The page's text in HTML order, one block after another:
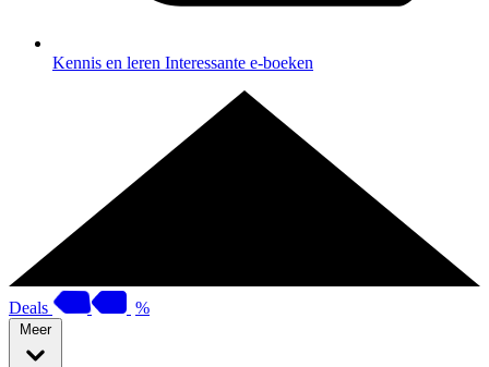
Kennis en leren Interessante e-boeken
Deals %
Meer